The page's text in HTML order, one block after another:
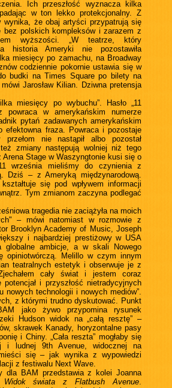
Ich przeszłość wyznacza kilka
w ton lekko protekcjonalny. Z
wynika, że obaj artyści przypatrują się
bez polskich kompleksów i zarazem z
wyższości. „W teatrze, który
historia Ameryki nie pozostawiła
miesięcy po zamachu, na Broadway
codziennie pokornie ustawia się w
budki na Times Square po bilety na
Jarosław Kilian. Dziwna pretensja
po wybuchu”. Hasło „11
powraca w amerykańskim numerze
pytań zadawanych amerykańskim
efektowna fraza. Powraca i pozostaje
przełom nie nastąpił albo pozostał
zmiany następują wolniej niż tego
Stage w Waszyngtonie kusi się o
września mieliśmy do czynienia z
Dziś – z Ameryką międzynarodową.
się pod wpływem informacji
Tym zmianom zaczyna podlegać
tragedia nie zaciążyła na moich
– mówi natomiast w rozmowie z
Brooklyn Academy of Music, Joseph
i najbardziej prestiżowy w USA
globalne ambicje, a w skali Nowego
opiniotwórczą. Melillo w czym innym
teatralnych estetyk i obserwuje je z
cały świat i jestem coraz
potencjał i przyszłość nietradycyjnych
nowych technologii i nowych mediów”.
z którymi trudno dyskutować. Punkt
jako żywo przypomina rysunek
Hudson widok na „całą resztę” –
skrawek Kanady, horyzontalne pasy
i Chiny. „Cała reszta” mogłaby się
i ludnej 9th Avenue, widocznej na
się – jak wynika z wypowiedzi
z festiwalu Next Wave.
BAM przedstawia z kolei Joanna
Widok świata z Flatbush Avenue.